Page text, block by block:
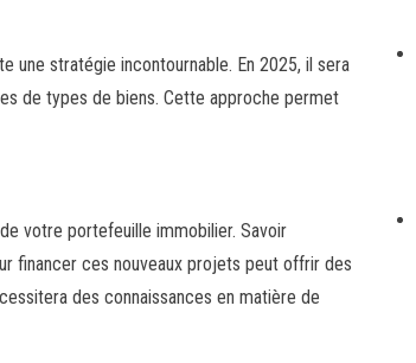
une stratégie incontournable. En 2025, il sera
de types de biens. Cette approche permet
votre portefeuille immobilier. Savoir
financer ces nouveaux projets peut offrir des
des connaissances en matière de